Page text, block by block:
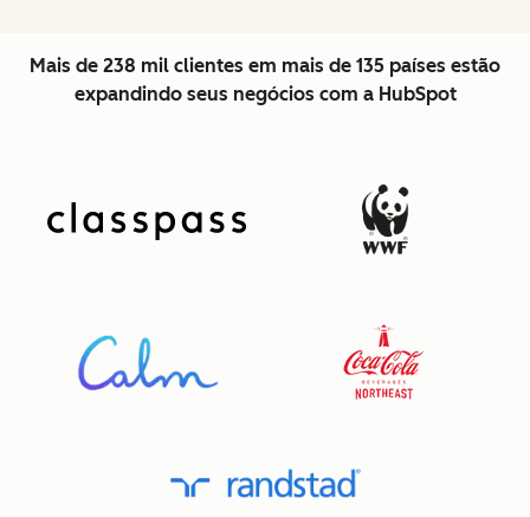
Mais de 238 mil clientes em mais de 135 países estão
expandindo seus negócios com a HubSpot